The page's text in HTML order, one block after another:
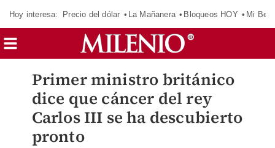
Hoy interesa: Precio del dólar La Mañanera Bloqueos HOY Mi
Primer ministro británico
dice que cáncer del rey
Carlos III se ha descubierto
pronto